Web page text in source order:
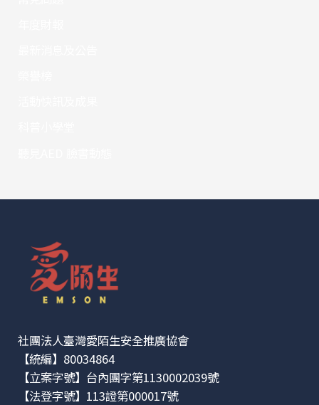
社團法人臺灣愛陌生安全推廣協會
【統編】80034864
【立案字號】台內團字第1130002039號
【法登字號】113證第000017號